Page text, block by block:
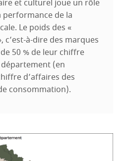
et culturel joue un rôle
de la
Le poids des «
c’est-à-dire des marques
50 % de leur chiffre
(en
d’affaires des
consommation).